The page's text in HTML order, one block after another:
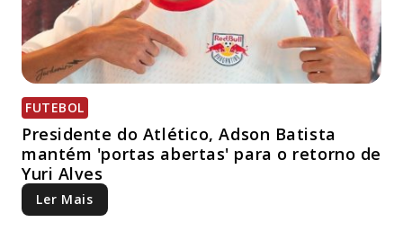
FUTEBOL
Presidente do Atlético, Adson Batista
mantém 'portas abertas' para o retorno de
Yuri Alves
Ler Mais